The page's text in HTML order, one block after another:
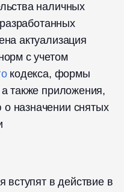
наличных
актуализация
с учетом
кодекса, формы
также приложения,
назначении снятых
вступят в действие в